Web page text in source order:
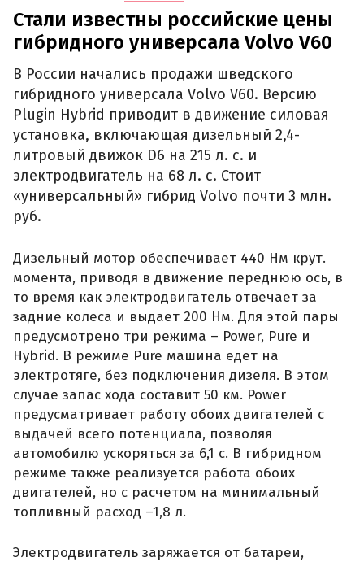
Стали известны российские цены
гибридного универсала Volvo V60
В России начались продажи шведского
гибридного универсала Volvo V60. Версию
Plugin Hybrid приводит в движение силовая
установка, включающая дизельный 2,4-
литровый движок D6 на 215 л. с. и
электродвигатель на 68 л. с. Стоит
«универсальный» гибрид Volvo почти 3 млн.
руб.
Дизельный мотор обеспечивает 440 Нм крут.
момента, приводя в движение переднюю ось, в
то время как электродвигатель отвечает за
задние колеса и выдает 200 Нм. Для этой пары
предусмотрено три режима – Power, Pure и
Hybrid. В режиме Pure машина едет на
электротяге, без подключения дизеля. В этом
случае запас хода составит 50 км. Power
предусматривает работу обоих двигателей с
выдачей всего потенциала, позволяя
автомобилю ускоряться за 6,1 с. В гибридном
режиме также реализуется работа обоих
двигателей, но с расчетом на минимальный
топливный расход –1,8 л.
Электродвигатель заряжается от батареи,